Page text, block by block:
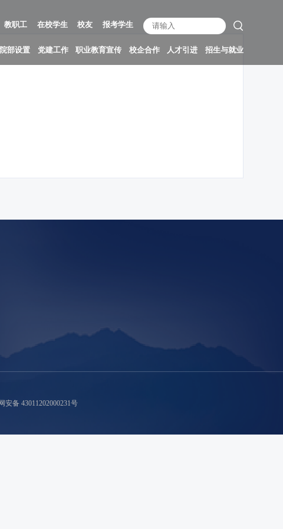
报考学生
校友
在校学生
教职工
招生与就业
人才引进
校企合作
职业教育宣传
党建工作
院部设置
安备 43011202000231号